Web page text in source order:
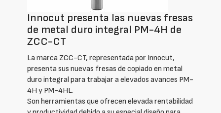
Innocut presenta las nuevas fresas
de metal duro integral PM-4H de
ZCC-CT
La marca ZCC-CT, representada por Innocut,
presenta sus nuevas fresas de copiado en metal
duro integral para trabajar a elevados avances PM-
4H y PM-4HL.
Son herramientas que ofrecen elevada rentabilidad